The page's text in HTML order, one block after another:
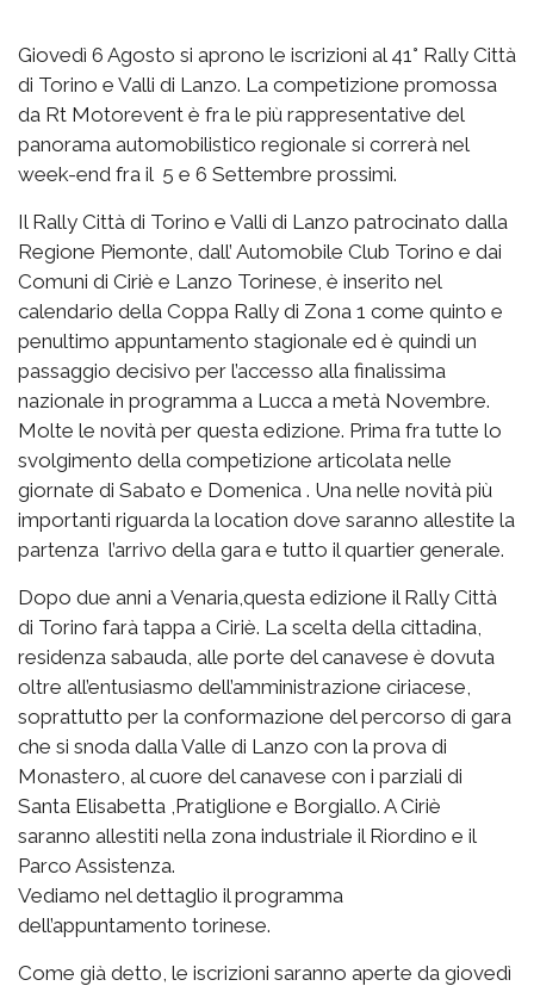
Giovedì 6 Agosto si aprono le iscrizioni al 41° Rally Città
di Torino e Valli di Lanzo. La competizione promossa
da Rt Motorevent è fra le più rappresentative del
panorama automobilistico regionale si correrà nel
week-end fra il 5 e 6 Settembre prossimi.
Il Rally Città di Torino e Valli di Lanzo patrocinato dalla
Regione Piemonte, dall’ Automobile Club Torino e dai
Comuni di Ciriè e Lanzo Torinese, è inserito nel
calendario della Coppa Rally di Zona 1 come quinto e
penultimo appuntamento stagionale ed è quindi un
passaggio decisivo per l’accesso alla finalissima
nazionale in programma a Lucca a metà Novembre.
Molte le novità per questa edizione. Prima fra tutte lo
svolgimento della competizione articolata nelle
giornate di Sabato e Domenica . Una nelle novità più
importanti riguarda la location dove saranno allestite la
partenza l’arrivo della gara e tutto il quartier generale.
Dopo due anni a Venaria,questa edizione il Rally Città
di Torino farà tappa a Ciriè. La scelta della cittadina,
residenza sabauda, alle porte del canavese è dovuta
oltre all’entusiasmo dell’amministrazione ciriacese,
soprattutto per la conformazione del percorso di gara
che si snoda dalla Valle di Lanzo con la prova di
Monastero, al cuore del canavese con i parziali di
Santa Elisabetta ,Pratiglione e Borgiallo. A Ciriè
saranno allestiti nella zona industriale il Riordino e il
Parco Assistenza.
Vediamo nel dettaglio il programma
dell’appuntamento torinese.
Come già detto, le iscrizioni saranno aperte da giovedì